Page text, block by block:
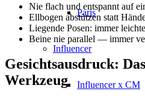
Paris
Influencer
Influencer x CM
Nie flach und entspannt auf
Ellbogen abstützen statt
Liegende Posen: immer
Beine nie parallel — immer
Gesichtsausdruck:
Werkzeug